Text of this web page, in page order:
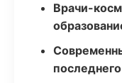
Врачи-